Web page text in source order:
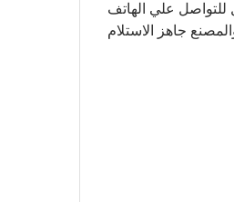
للمصنع كامل للتواصل علي الهاتف
جاهز الاستلام